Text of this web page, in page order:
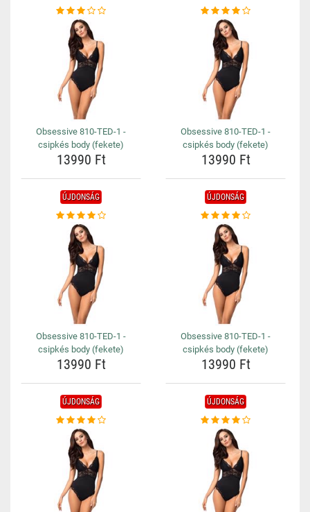
Obsessive 810-TED-1 -
csipkés body (fekete)
13990 Ft
Obsessive 810-TED-1 -
csipkés body (fekete)
13990 Ft
ÚJDONSÁG
Obsessive 810-TED-1 -
csipkés body (fekete)
13990 Ft
ÚJDONSÁG
Obsessive 810-TED-1 -
csipkés body (fekete)
13990 Ft
ÚJDONSÁG ÚJDONSÁG